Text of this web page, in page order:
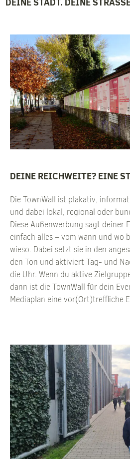
DEINE REICHWEITE? EINE
Die TownWall ist plakativ,
und dabei lokal, regional oder
Diese Außenwerbung sagt deiner
einfach alles – vom wann und wo
wieso. Dabei setzt sie in den
den Ton und aktiviert Tag- und
die Uhr. Wenn du aktive
dann ist die TownWall für dein
Mediaplan eine vor(Ort)treffliche